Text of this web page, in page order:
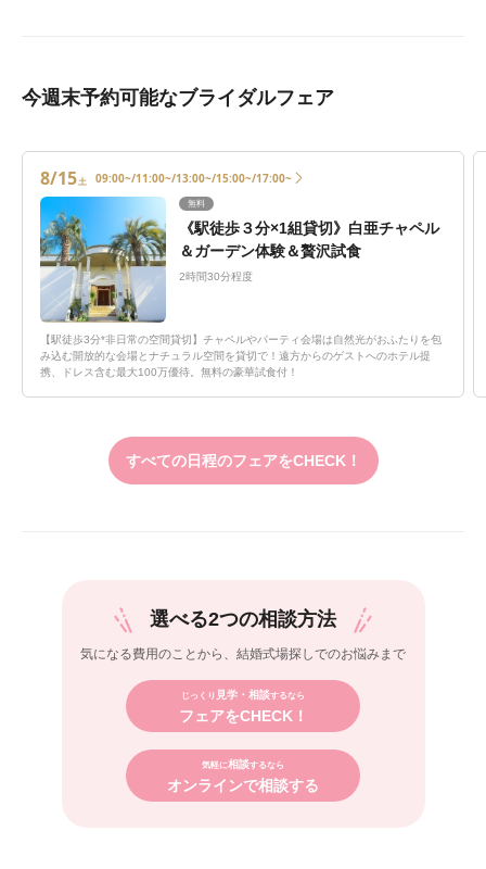
今週末予約可能なブライダルフェア
8/15土 09:00~/11:00~/13:00~/15:00~/17:00~
無料
《駅徒歩３分×1組貸切》白亜チャペル
＆ガーデン体験＆贅沢試食
2時間30分程度
【駅徒歩3分*非日常の空間貸切】チャペルやパーティ会場は自然光がおふたりを包
み込む開放的な会場とナチュラル空間を貸切で！遠方からのゲストへのホテル提
携、ドレス含む最大100万優待。無料の豪華試食付！
すべての日程のフェアをCHECK！
選べる2つの相談方法
気になる費用のことから、 結婚式場探しでのお悩みまで
じっくり 見学・相談するなら
フェアをCHECK！
気軽に相談するなら
オンラインで相談する